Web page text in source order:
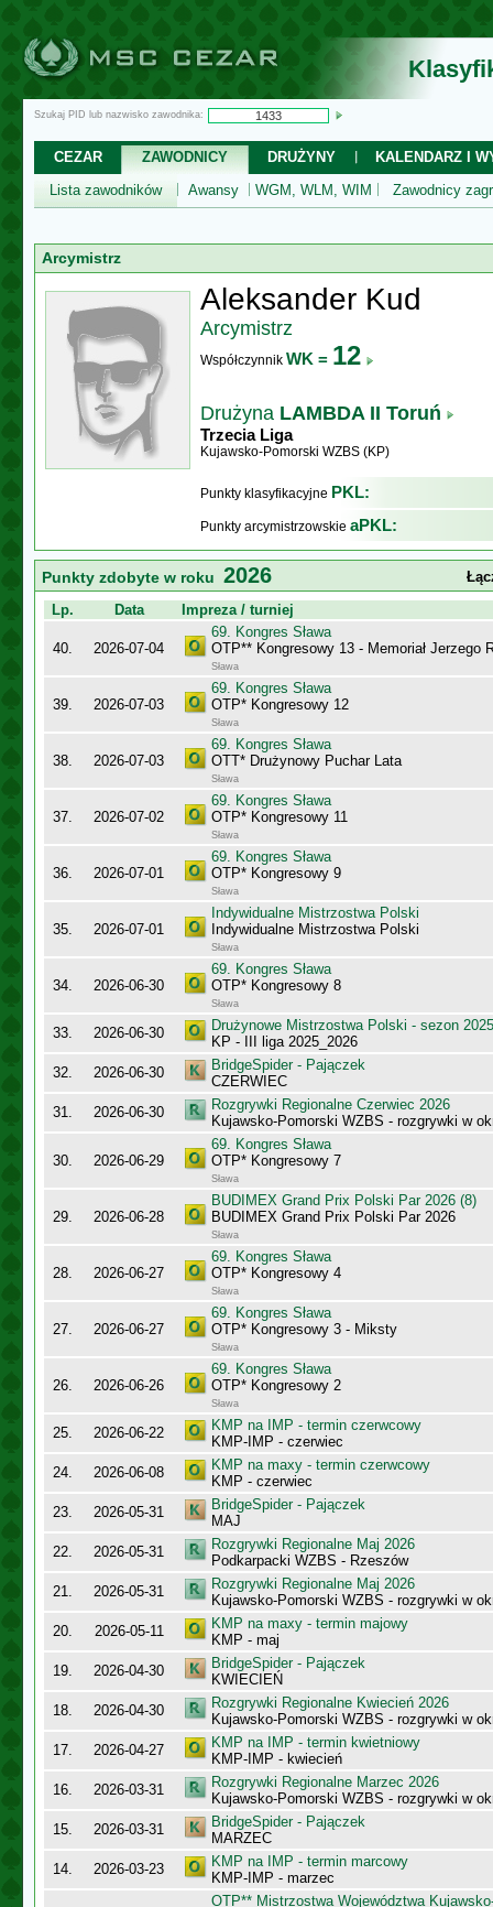
Szukaj PID lub nazwisko zawodnika:
CEZAR ZAWODNICY DRUŻYNY
KALENDARZ I
Lista zawodników
Awansy WGM, WLM, WIM Zawodnicy
Arcymistrz
Aleksander Kud
Arcymistrz
Współczynnik WK = 12
Drużyna LAMBDA II Toruń
Trzecia Liga
Kujawsko-Pomorski WZBS (KP)
Punkty klasyfikacyjne PKL:
Punkty arcymistrzowskie aPKL:
Punkty zdobyte w roku 2026
Lp.
Data Impreza / turniej
40. 2026-07-04
69. Kongres Sława
OTP** Kongresowy 13 - Memoriał Jerzego
Sława
39. 2026-07-03
69. Kongres Sława
OTP* Kongresowy 12
Sława
38. 2026-07-03
69. Kongres Sława
OTT* Drużynowy Puchar Lata
Sława
37. 2026-07-02
69. Kongres Sława
OTP* Kongresowy 11
Sława
36. 2026-07-01
69. Kongres Sława
OTP* Kongresowy 9
Sława
35. 2026-07-01
Indywidualne Mistrzostwa Polski
Indywidualne Mistrzostwa Polski
Sława
34. 2026-06-30
69. Kongres Sława
OTP* Kongresowy 8
Sława
33. 2026-06-30
Drużynowe Mistrzostwa Polski - sezon
KP - III liga 2025_2026
32.
2026-06-30
BridgeSpider - Pajączek
CZERWIEC
31.
2026-06-30
Rozgrywki Regionalne Czerwiec 2026
Kujawsko-Pomorski WZBS - rozgrywki w
30. 2026-06-29
69. Kongres Sława
OTP* Kongresowy 7
Sława
29. 2026-06-28
BUDIMEX Grand Prix Polski Par 2026 (8)
BUDIMEX Grand Prix Polski Par 2026
Sława
28. 2026-06-27
69. Kongres Sława
OTP* Kongresowy 4
Sława
27. 2026-06-27
69. Kongres Sława
OTP* Kongresowy 3 - Miksty
Sława
26. 2026-06-26
69. Kongres Sława
OTP* Kongresowy 2
Sława
25. 2026-06-22
KMP na IMP - termin czerwcowy
KMP-IMP - czerwiec
24.
2026-06-08
KMP na maxy - termin czerwcowy
KMP - czerwiec
23.
2026-05-31
BridgeSpider - Pajączek
MAJ
22.
2026-05-31
Rozgrywki Regionalne Maj 2026
Podkarpacki WZBS - Rzeszów
21.
2026-05-31
Rozgrywki Regionalne Maj 2026
Kujawsko-Pomorski WZBS - rozgrywki w
20.
2026-05-11
KMP na maxy - termin majowy
KMP - maj
19.
2026-04-30
BridgeSpider - Pajączek
KWIECIEŃ
18.
2026-04-30
Rozgrywki Regionalne Kwiecień 2026
Kujawsko-Pomorski WZBS - rozgrywki w
17.
2026-04-27
KMP na IMP - termin kwietniowy
KMP-IMP - kwiecień
16.
2026-03-31
Rozgrywki Regionalne Marzec 2026
Kujawsko-Pomorski WZBS - rozgrywki w
15.
2026-03-31
BridgeSpider - Pajączek
MARZEC
14.
2026-03-23
KMP na IMP - termin marcowy
KMP-IMP - marzec
OTP** Mistrzostwa Województwa